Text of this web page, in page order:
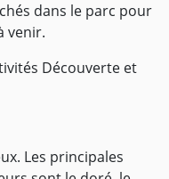
dans le parc pour
venir.
Découverte et
Les principales